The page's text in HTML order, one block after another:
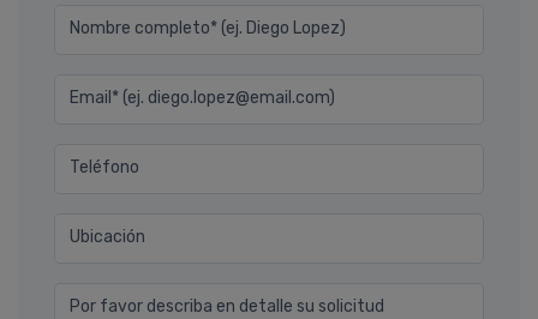
Nombre completo* (ej. Diego Lopez)
Email* (ej. diego.lopez@email.com)
Teléfono
Ubicación
Por favor describa en detalle su solicitud